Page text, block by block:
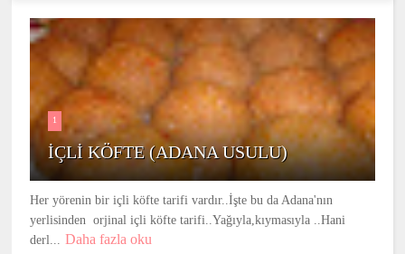
1
İÇLİ KÖFTE (ADANA USULU)
Her yörenin bir içli köfte tarifi vardır..İşte bu da Adana'nın
yerlisinden orjinal içli köfte tarifi..Yağıyla,kıymasıyla ..Hani
derl... Daha fazla oku